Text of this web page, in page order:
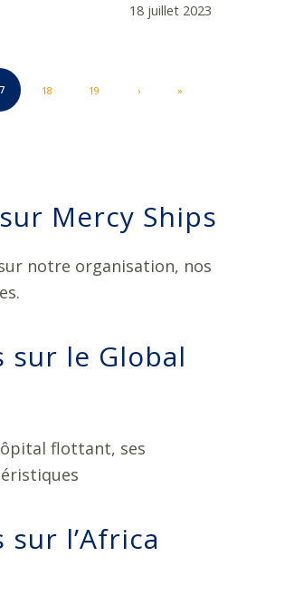
18 juillet 2023
18 19 › »
Mercy Ships
notre organisation, nos
le Global
flottant, ses
l’Africa